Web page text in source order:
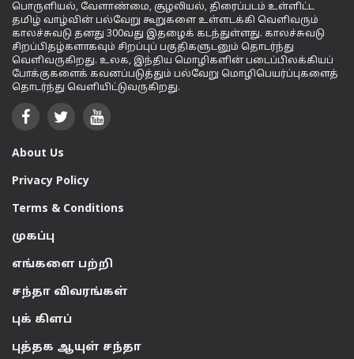
பொருளியல், வேளாண்மை, சூழலியல், திரைப்படம் உள்ளிட்ட
தமிழ் வாழ்வின் பல்வேறு கூறுகளை உள்ளடக்கி வெளிவரும்
காலச்சுவடு தனது 300வது இதழைக் கடந்துள்ளது. காலச்சுவடு
சிறப்பிதழ்களாகவும் சிறப்புப் பகுதிகளுடனும் தொடர்ந்து
வெளிவருகிறது. உலக, இந்திய மொழிகளின் படைப்பிலக்கியப்
போக்குகளைக் கவனப்படுத்தும் பல்வேறு மொழிபெயர்ப்புகளைத்
தொடர்ந்து வெளியிட்டுவருகிறது.
About Us
Privacy Policy
Terms & Conditions
முகப்பு
எங்களை பற்றி
சந்தா விவரங்கள்
புக் கிளப்
புத்தக ஆயுள் சந்தா